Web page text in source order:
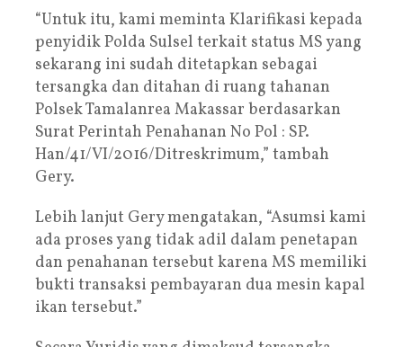
“Untuk itu, kami meminta Klarifikasi kepada
penyidik Polda Sulsel terkait status MS yang
sekarang ini sudah ditetapkan sebagai
tersangka dan ditahan di ruang tahanan
Polsek Tamalanrea Makassar berdasarkan
Surat Perintah Penahanan No Pol : SP.
Han/41/VI/2016/Ditreskrimum,” tambah
Gery.
Lebih lanjut Gery mengatakan, “Asumsi kami
ada proses yang tidak adil dalam penetapan
dan penahanan tersebut karena MS memiliki
bukti transaksi pembayaran dua mesin kapal
ikan tersebut.”